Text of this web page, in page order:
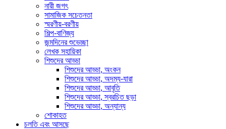
নারী জগৎ
সামাজিক সচেতনতা
স্মরণীয়-বরণীয়
শিল্প-বাণিজ্য
জন্মদিনের শুভেচ্ছা
লেখক সহায়িকা
শিশুদের আড্ডা
শিশুদের আড্ডা, অংকন
শিশুদের আড্ডা, অদম্য-যারা
শিশুদের আড্ডা, আবৃতি
শিশুদের আড্ডা, স্বরচিত ছড়া
শিশুদের আড্ডা, অন্যান্য
শোকাহত
চলতি এবং আসছে